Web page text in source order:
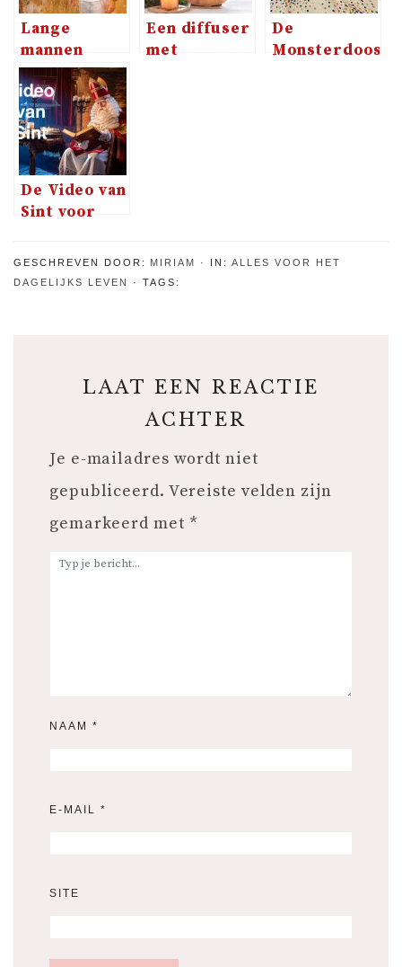
Lange
mannen
hebben
langere
armen: dit
zijn mijn
shoptips
Een diffuser
met
De
Monsterdoos
De Video van
Sint voor
GESCHREVEN DOOR: MIRIAM IN: ALLES VOOR HET
DAGELIJKS LEVEN
TAGS:
LAAT EEN REACTIE
ACHTER
Je e-mailadres wordt niet
gepubliceerd. Vereiste velden zijn
gemarkeerd met *
NAAM *
E-MAIL *
SITE